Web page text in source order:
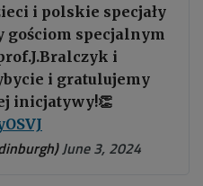
i polskie specjały
specjalnym
i
i gratulujemy
inicjatywy!👏
June 3, 2024